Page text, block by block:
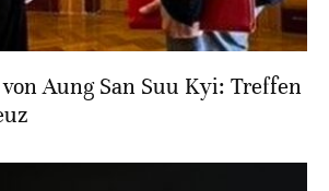
Aung San Suu Kyi: Treffen